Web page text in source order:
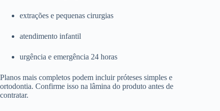
extrações e pequenas cirurgias
atendimento infantil
urgência e emergência 24 horas
Planos mais completos podem incluir próteses simples e
ortodontia. Confirme isso na lâmina do produto antes de
contratar.